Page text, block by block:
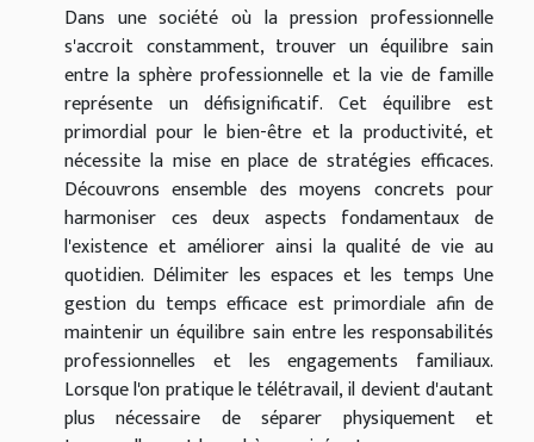
Dans une société où la pression professionnelle
s'accroit constamment, trouver un équilibre sain
entre la sphère professionnelle et la vie de famille
représente un défisignificatif. Cet équilibre est
primordial pour le bien-être et la productivité, et
nécessite la mise en place de stratégies efficaces.
Découvrons ensemble des moyens concrets pour
harmoniser ces deux aspects fondamentaux de
l'existence et améliorer ainsi la qualité de vie au
quotidien. Délimiter les espaces et les temps Une
gestion du temps efficace est primordiale afin de
maintenir un équilibre sain entre les responsabilités
professionnelles et les engagements familiaux.
Lorsque l'on pratique le télétravail, il devient d'autant
plus nécessaire de séparer physiquement et